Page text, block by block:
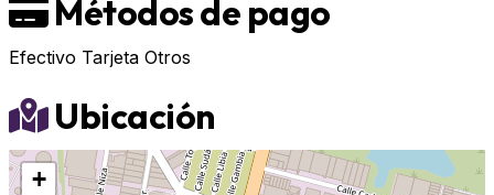
Métodos de pago
Efectivo Tarjeta Otros
Ubicación
+